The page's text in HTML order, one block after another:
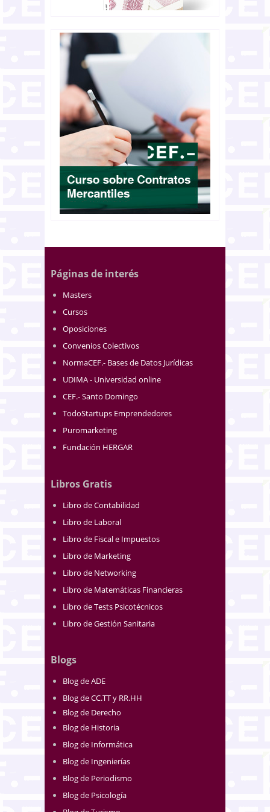
Páginas de interés
Masters
Cursos
Oposiciones
Convenios Colectivos
NormaCEF.- Bases de Datos Jurídicas
UDIMA - Universidad online
CEF.- Santo Domingo
TodoStartups Emprendedores
Puromarketing
Fundación HERGAR
Libros Gratis
Libro de Contabilidad
Libro de Laboral
Libro de Fiscal e Impuestos
Libro de Marketing
Libro de Networking
Libro de Matemáticas Financieras
Libro de Tests Psicotécnicos
Libro de Gestión Sanitaria
Blogs
Blog de ADE
Blog de CC.TT y RR.HH
Blog de Derecho
Blog de Historia
Blog de Informática
Blog de Ingenierías
Blog de Periodismo
Blog de Psicología